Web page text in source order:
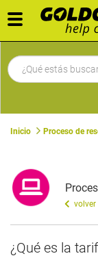
Toggle
navigation
Inicio Proceso de
¿Qué es la